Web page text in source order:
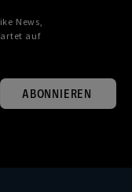
News,
auf
ABONNIEREN